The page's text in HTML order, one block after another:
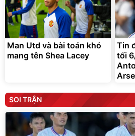
Man Utd và bài toán khó
mang tên Shea Lacey
Tin
tối
SOI TRẬN